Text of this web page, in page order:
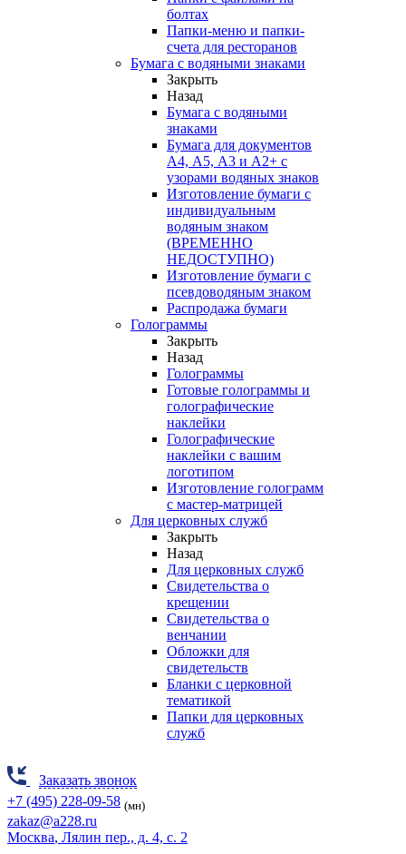
болтах
Папки-меню и папки-
счета для ресторанов
Бумага с водяными знаками
Закрыть
Назад
Бумага с водяными
знаками
Бумага для документов
А4, А5, А3 и А2+ с
узорами водяных знаков
Изготовление бумаги с
индивидуальным
водяным знаком
(ВРЕМЕННО
НЕДОСТУПНО)
Изготовление бумаги с
псевдоводяным знаком
Распродажа бумаги
Голограммы
Закрыть
Назад
Голограммы
Готовые голограммы и
голографические
наклейки
Голографические
наклейки с вашим
логотипом
Изготовление голограмм
с мастер-матрицей
Для церковных служб
Закрыть
Назад
Для церковных служб
Свидетельства о
крещении
Свидетельства о
венчании
Обложки для
свидетельств
Бланки с церковной
тематикой
Папки для церковных
служб
Заказать звонок
+7 (495) 228-09-58 (мн)
zakaz@a228.ru
Москва, Лялин пер., д. 4, с. 2